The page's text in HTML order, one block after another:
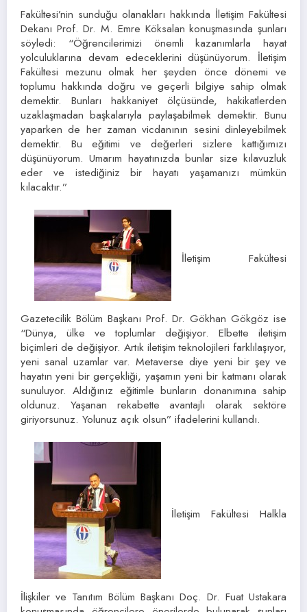
Fakültesi’nin sunduğu olanakları hakkında İletişim Fakültesi
Dekanı Prof. Dr. M. Emre Köksalan konuşmasında şunları
söyledi: “Öğrencilerimizi önemli kazanımlarla hayat
yolculuklarına devam edeceklerini düşünüyorum. İletişim
Fakültesi mezunu olmak her şeyden önce dönemi ve
toplumu hakkında doğru ve geçerli bilgiye sahip olmak
demektir. Bunları hakkaniyet ölçüsünde, hakikatlerden
uzaklaşmadan başkalarıyla paylaşabilmek demektir. Bunu
yaparken de her zaman vicdanının sesini dinleyebilmek
demektir. Bu eğitimi ve değerleri sizlere kattığımızı
düşünüyorum. Umarım hayatınızda bunlar size kılavuzluk
eder ve istediğiniz bir hayatı yaşamanızı mümkün
kılacaktır.”
İletişim Fakültesi
Gazetecilik Bölüm Başkanı Prof. Dr. Gökhan Gökgöz ise
“Dünya, ülke ve toplumlar değişiyor. Elbette iletişim
biçimleri de değişiyor. Artık iletişim teknolojileri farklılaşıyor,
yeni sanal uzamlar var. Metaverse diye yeni bir şey ve
hayatın yeni bir gerçekliği, yaşamın yeni bir katmanı olarak
sunuluyor. Aldığınız eğitimle bunların donanımına sahip
oldunuz. Yaşanan rekabette avantajlı olarak sektöre
giriyorsunuz. Yolunuz açık olsun” ifadelerini kullandı.
İletişim Fakültesi Halkla
İlişkiler ve Tanıtım Bölüm Başkanı Doç. Dr. Fuat Ustakara